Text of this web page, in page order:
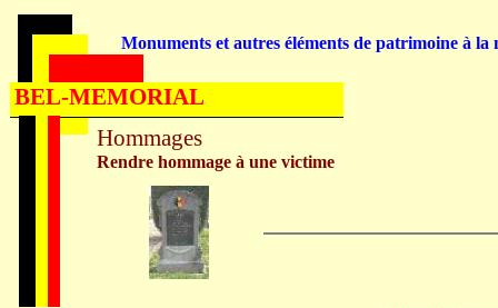
Hommages
Rendre hommage à une victime
Monuments et autres éléments de patrimoine à la
BEL-MEMORIAL